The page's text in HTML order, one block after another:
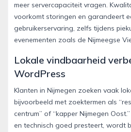
meer servercapaciteit vragen.
voorkomt storingen en garandeert
gebruikerservaring, zelfs tijdens
evenementen zoals de Nijmeegse
Lokale vindbaarheid
WordPress
Klanten in Nijmegen zoeken vaak
bijvoorbeeld met zoektermen als
centrum” of “kapper Nijmegen
en technisch goed presteert, wordt